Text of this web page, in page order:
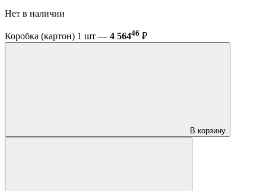
Нет в наличии
Коробка (картон) 1 шт — 4 56446 ₽
В корзину